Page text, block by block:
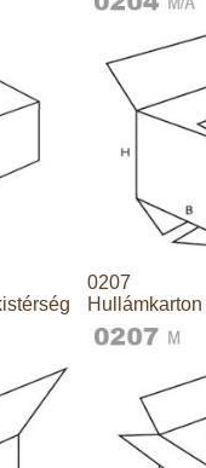
0207